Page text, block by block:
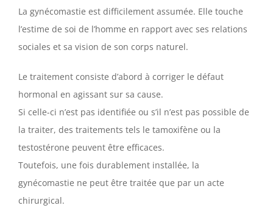
La gynécomastie est difficilement assumée. Elle touche
l’estime de soi de l’homme en rapport avec ses relations
sociales et sa vision de son corps naturel.
Le traitement consiste d’abord à corriger le défaut
hormonal en agissant sur sa cause.
Si celle-ci n’est pas identifiée ou s’il n’est pas possible de
la traiter, des traitements tels le tamoxifène ou la
testostérone peuvent être efficaces.
Toutefois, une fois durablement installée, la
gynécomastie ne peut être traitée que par un acte
chirurgical.